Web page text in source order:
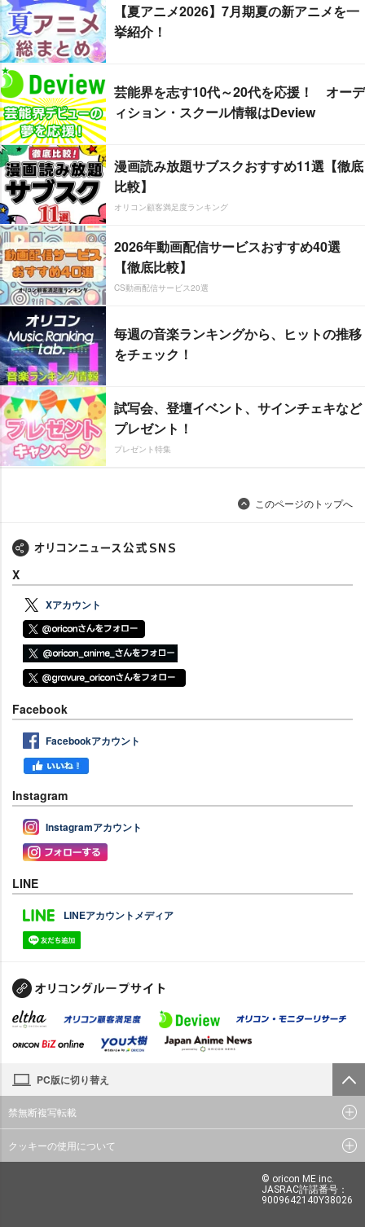
【夏アニメ2026】7月期夏の新アニメを一
挙紹介！
芸能界を志す10代～20代を応援！ オーデ
ィション・スクール情報はDeview
漫画読み放題サブスクおすすめ11選【徹底
比較】
オリコン顧客満足度ランキング
2026年動画配信サービスおすすめ40選
【徹底比較】
CS動画配信サービス20選
毎週の音楽ランキングから、ヒットの推移
をチェック！
試写会、登壇イベント、サインチェキなど
プレゼント！
プレゼント特集
このページのトップへ
X
Xアカウント
Facebook
Facebookアカウント
Instagram
Instagramアカウント
LINE
LINEアカウントメディア
PC版に切り替え
禁無断複写転載
クッキーの使用について
© oricon ME inc.
JASRAC許諾番号：
9009642140Y38026